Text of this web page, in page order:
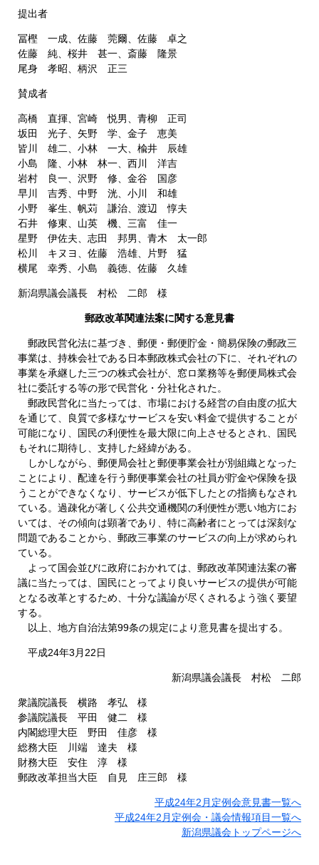
提出者
冨樫 一成、佐藤 莞爾、佐藤 卓之
佐藤 純、桜井 甚一、斎藤 隆景
尾身 孝昭、柄沢 正三
賛成者
高橋 直揮、宮崎 悦男、青柳 正司
坂田 光子、矢野 学、金子 恵美
皆川 雄二、小林 一大、楡井 辰雄
小島 隆、小林 林一、西川 洋吉
岩村 良一、沢野 修、金谷 国彦
早川 吉秀、中野 洸、小川 和雄
小野 峯生、帆苅 謙治、渡辺 惇夫
石井 修東、山英 機、三富 佳一
星野 伊佐夫、志田 邦男、青木 太一郎
松川 キヌヨ、佐藤 浩雄、片野 猛
横尾 幸秀、小島 義徳、佐藤 久雄
新潟県議会議長 村松 二郎 様
郵政改革関連法案に関する意見書
郵政民営化法に基づき、郵便・郵便貯金・簡易保険の郵政三
事業は、持株会社である日本郵政株式会社の下に、それぞれの
事業を承継した三つの株式会社が、窓ロ業務等を郵便局株式会
社に委託する等の形で民営化・分社化された。
郵政民営化に当たっては、市場における経営の自由度の拡大
を通じて、良質で多様なサービスを安い料金で提供することが
可能になり、国民の利便性を最大限に向上させるとされ、国民
もそれに期待し、支持した経緯がある。
しかしながら、郵便局会社と郵便事業会社が別組織となった
ことにより、配達を行う郵便事業会社の社員が貯金や保険を扱
うことができなくなり、サービスが低下したとの指摘もなされ
ている。過疎化が著しく公共交通機関の利便性が悪い地方にお
いては、その傾向は顕著であり、特に高齢者にとっては深刻な
問題であることから、郵政三事業のサービスの向上が求められ
ている。
よって国会並びに政府におかれては、郵政改革関連法案の審
議に当たっては、国民にとってより良いサービスの提供が可能
となる改革とするため、十分な議論が尽くされるよう強く要望
する。
以上、地方自治法第99条の規定により意見書を提出する。
平成24年3月22日
新潟県議会議長 村松 二郎
衆議院議長 横路 孝弘 様
参議院議長 平田 健二 様
内閣総理大臣 野田 佳彦 様
総務大臣 川端 達夫 様
財務大臣 安住 淳 様
郵政改革担当大臣 自見 庄三郎 様
平成24年2月定例会意見書一覧へ
平成24年2月定例会・議会情報項目一覧へ
新潟県議会トップページへ